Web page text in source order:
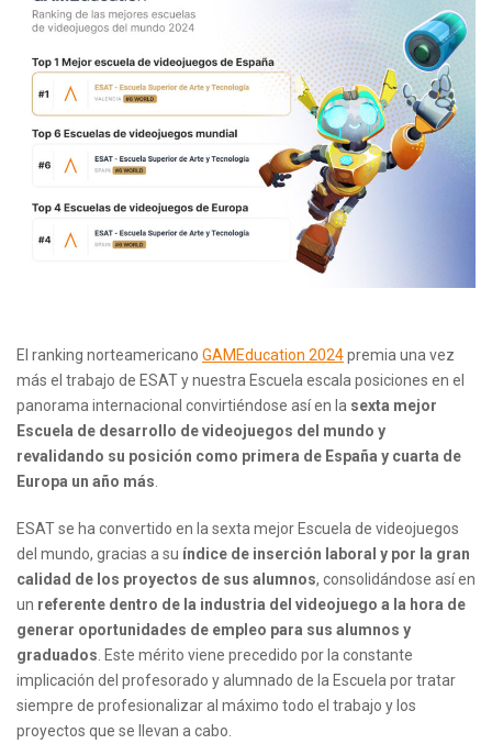
El ranking norteamericano GAMEducation 2024premia una vez
más el trabajo de ESAT y nuestra Escuela escala posiciones en el
panorama internacional convirtiéndose así en la sexta mejor
Escuela de desarrollo de videojuegos del mundo y
revalidando su posición como primera de España y cuarta de
Europa un año más.
ESAT se ha convertido en la sexta mejor Escuela de videojuegos
del mundo, gracias a su índice de inserción laboral y por la gran
calidad de los proyectos de sus alumnos, consolidándose así en
un referente dentro de la industria del videojuego a la hora de
generar oportunidades de empleo para sus alumnos y
graduados. Este mérito viene precedido por la constante
implicación del profesorado y alumnado de la Escuela por tratar
siempre de profesionalizar al máximo todo el trabajo y los
proyectos que se llevan a cabo.